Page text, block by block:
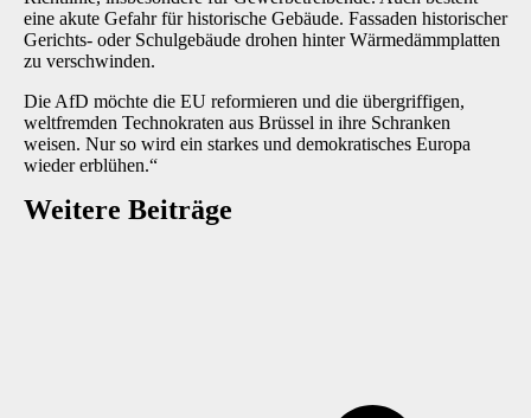
eine akute Gefahr für historische Gebäude. Fassaden historischer
Gerichts- oder Schulgebäude drohen hinter Wärmedämmplatten
zu verschwinden.
Die AfD möchte die EU reformieren und die übergriffigen,
weltfremden Technokraten aus Brüssel in ihre Schranken
weisen. Nur so wird ein starkes und demokratisches Europa
wieder erblühen.“
Weitere Beiträge